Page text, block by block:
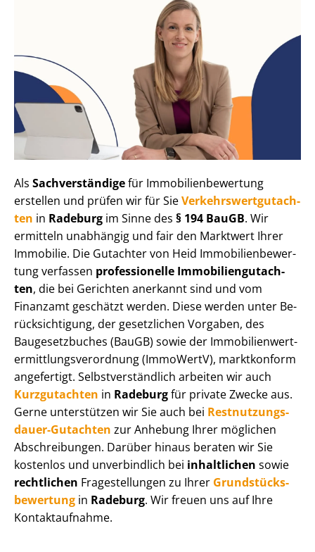
Als Sachverständigefür Im­mo­bi­li­en­be­wer­tung
erstellen und prüfen wir für SieVer­kehrs­wert­gut­ach­
ten in Radeburg im Sinne des § 194 BauGB. Wir
ermitteln unabhängig und fair den Marktwert Ihrer
Immobilie. Die Gutachter von Heid Im­mo­bi­li­en­be­wer­
tung verfassen professionelle Im­mo­bi­li­en­gut­ach­
ten, die bei Gerichten anerkannt sind und vom
Finanzamt geschätzt werden. Diese werden unter Be­
rück­sich­ti­gung, der gesetzlichen Vorgaben, des
Baugesetzbuches (BauGB) sowie der Im­mo­bi­li­en­wert­
ermitt­lungs­ver­ord­nung (ImmoWertV), marktkonform
angefertigt. Selbst­ver­ständ­lich arbeiten wir auch
Kurzgutachten in Radeburgfür private Zwecke aus.
Gerne unterstützen wir Sie auch bei Rest­nut­zungs­
dau­er-Gutachten zur Anhebung Ihrer möglichen
Abschreibungen. Darüber hinaus beraten wir Sie
kostenlos und unverbindlich bei inhaltlichen sowie
rechtlichen Fragestellungen zu Ihrer Grund­stücks­
be­wer­tung in Radeburg. Wir freuen uns auf Ihre
Kontaktaufnahme.